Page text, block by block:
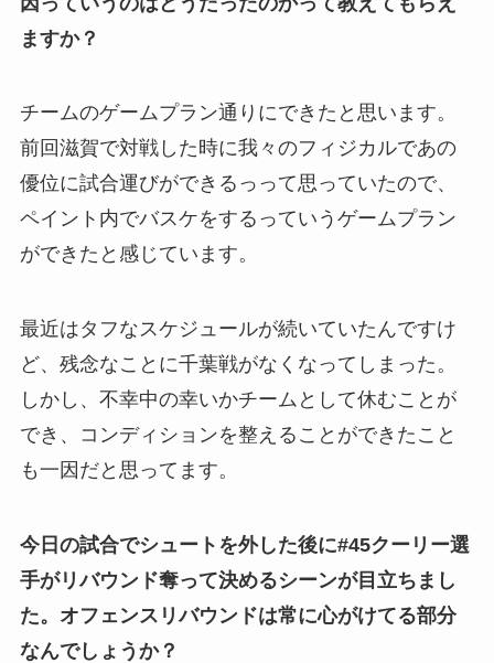
ますか？
チームのゲームプラン通りにできたと思います。
前回滋賀で対戦した時に我々のフィジカルであの
優位に試合運びができるっって思っていたので、
ペイント内でバスケをするっていうゲームプラン
ができたと感じています。
最近はタフなスケジュールが続いていたんですけ
ど、 残念なことに千葉戦がなくなってしまった。
しかし、不幸中の幸いかチームとして休むことが
でき、コンディションを整えることができたこと
も一因だと思ってます。
今日の試合でシュートを外した後に#45クーリー選
手がリバウンド奪って決めるシーンが目立ちまし
た。オフェンスリバウンドは常に心がけてる部分
なんでしょうか？